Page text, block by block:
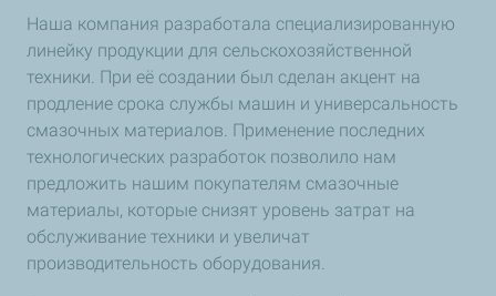
Наша компания разработала специализированную
линейку продукции для сельскохозяйственной
техники. При её создании был сделан акцент на
продление срока службы машин и универсальность
смазочных материалов. Применение последних
технологических разработок позволило нам
предложить нашим покупателям смазочные
материалы, которые снизят уровень затрат на
обслуживание техники и увеличат
производительность оборудования.